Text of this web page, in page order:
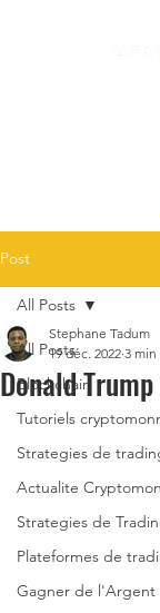
Post
All Posts
Blockchain
Tutoriels
Strategies de
Actualite
Strategies de
Plateformes de
Gagner de l'Argent
All Posts
Donald Trump
Stephane Tadum
19 déc. 2022 3